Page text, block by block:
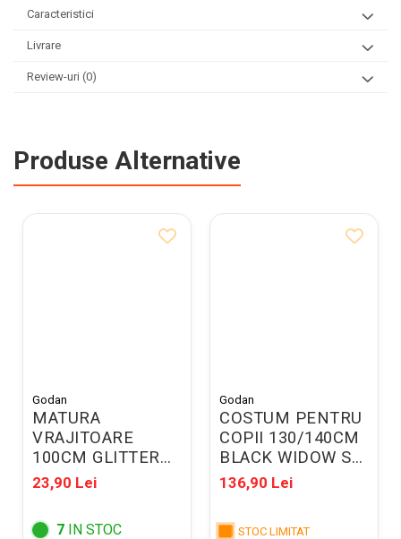
Caracteristici
Livrare
Review-uri (0)
Produse Alternative
Godan
MATURA
VRAJITOARE
100CM GLITTER
VIOLET NSH3467
23,90 Lei
7 IN STOC
Godan
COSTUM PENTRU
COPII 130/140CM
BLACK WIDOW SL-
BW13
136,90 Lei
STOC LIMITAT